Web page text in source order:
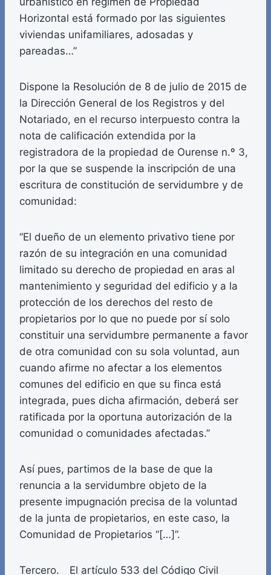
Horizontal está formado por las siguientes
viviendas unifamiliares, adosadas y
pareadas…”
Dispone la Resolución de 8 de julio de 2015 de
la Dirección General de los Registros y del
Notariado, en el recurso interpuesto contra la
nota de calificación extendida por la
registradora de la propiedad de Ourense n.º 3,
por la que se suspende la inscripción de una
escritura de constitución de servidumbre y de
comunidad:
“El dueño de un elemento privativo tiene por
razón de su integración en una comunidad
limitado su derecho de propiedad en aras al
mantenimiento y seguridad del edificio y a la
protección de los derechos del resto de
propietarios por lo que no puede por sí solo
constituir una servidumbre permanente a favor
de otra comunidad con su sola voluntad, aun
cuando afirme no afectar a los elementos
comunes del edificio en que su finca está
integrada, pues dicha afirmación, deberá ser
ratificada por la oportuna autorización de la
comunidad o comunidades afectadas.”
Así pues, partimos de la base de que la
renuncia a la servidumbre objeto de la
presente impugnación precisa de la voluntad
de la junta de propietarios, en este caso, la
Comunidad de Propietarios “[…]”.
Tercero. El artículo 533 del Código Civil